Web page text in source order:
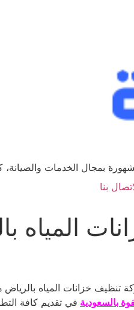
بمجال الخدمات
بنا
خزانات المياه
بالسعودية في تقديم كافة